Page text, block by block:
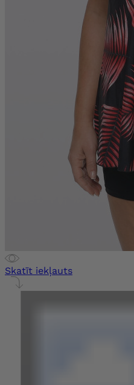
Skatīt iekļauts